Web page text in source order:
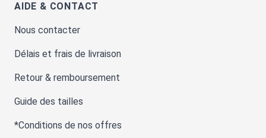
AIDE & CONTACT
Nous contacter
Délais et frais de livraison
Retour & remboursement
Guide des tailles
*Conditions de nos offres